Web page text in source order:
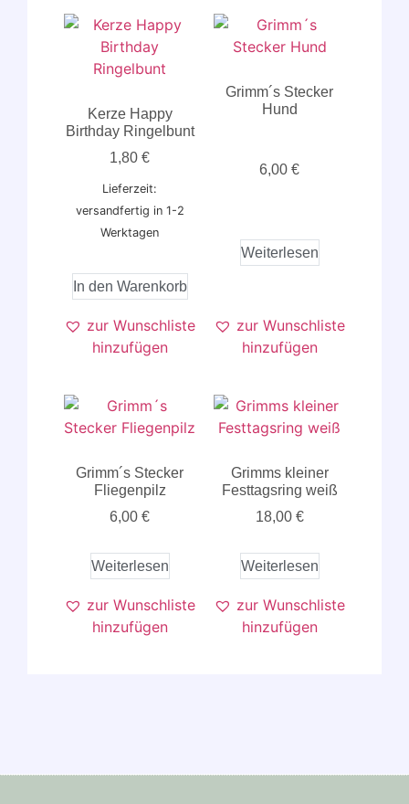
Kerze Happy
Birthday Ringelbunt
1,80 €
Lieferzeit:
versandfertig in 1-2
Werktagen
In den Warenkorb
zur Wunschliste
hinzufügen
Grimm´s Stecker
Hund
6,00 €
Weiterlesen
zur Wunschliste
hinzufügen
Grimm´s Stecker
Fliegenpilz
6,00 €
Weiterlesen
zur Wunschliste
hinzufügen
Grimms kleiner
Festtagsring weiß
18,00 €
Weiterlesen
zur Wunschliste
hinzufügen